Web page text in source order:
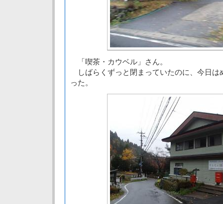
「喫茶・カウベル」さん。
しばらくずっと閉まっていたのに、今日は
った。